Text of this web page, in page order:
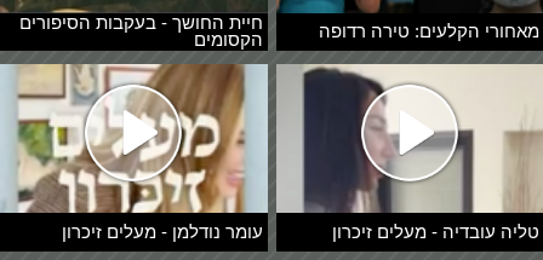
מאחורי הקלעים: טירה רדופה
חיית החושך - בעקבות הסיפורים
הקסומים
טליה עובדיה - מעלים זיכרון עומר נודלמן - מעלים זיכרון